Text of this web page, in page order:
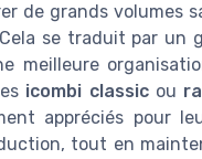
de grands volumes
se traduit par un
meilleure
icombi classicou
appréciés pour
tout en